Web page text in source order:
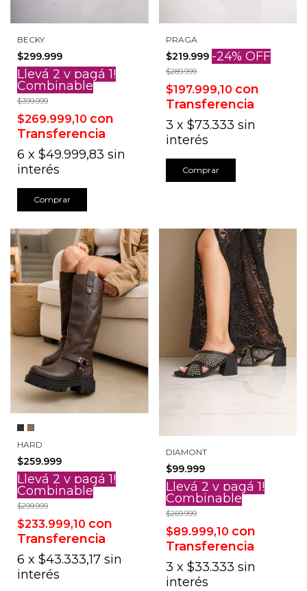
BECKY
$299.999
Llevá 2 y pagá 1!
Combinable
$399.999
$269.999,10 con
Transferencia
6 x $49.999,83 sin
interés
Comprar
PRAGA
$219.999 -24% OFF
$289.999
$197.999,10 con
Transferencia
3 x $73.333 sin
interés
Comprar
HARD
$259.999
Llevá 2 y pagá 1!
Combinable
$299.999
$233.999,10 con
Transferencia
6 x $43.333,17 sin
interés
DIAMONT
$99.999
Llevá 2 y pagá 1!
Combinable
$269.999
$89.999,10 con
Transferencia
3 x $33.333 sin
interés